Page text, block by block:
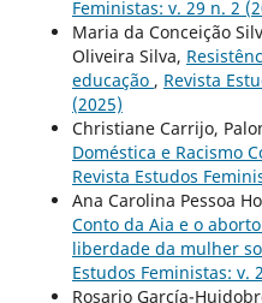
Feministas: v. 29 n. 2
Maria da Conceição
Oliveira Silva,
educação , Revista
(2025)
Christiane Carrijo,
Doméstica e Racismo
Revista Estudos
Ana Carolina Pessoa
Conto da Aia e o
liberdade da mulher
Estudos Feministas: v.
Rosario García-